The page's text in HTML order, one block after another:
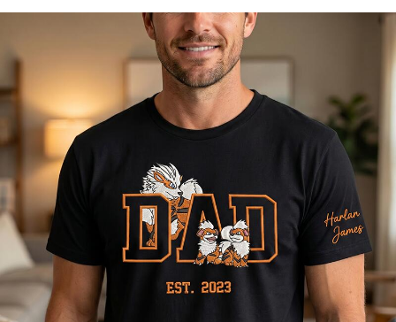
Kleding